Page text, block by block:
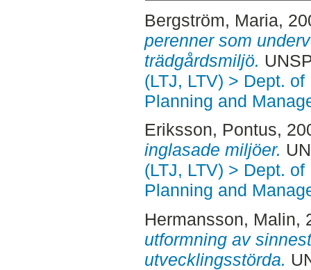
Bergström, Maria,
perenner som
trädgårdsmiljö.
(LTJ, LTV) > Dept.
Planning and
Eriksson, Pontus,
inglasade miljöer.
(LTJ, LTV) > Dept.
Planning and
Hermansson, Malin,
utformning av
utvecklingsstörda.